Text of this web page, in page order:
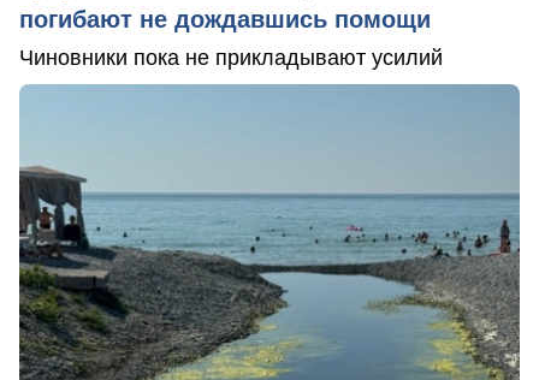
погибают не дождавшись помощи
Чиновники пока не прикладывают усилий